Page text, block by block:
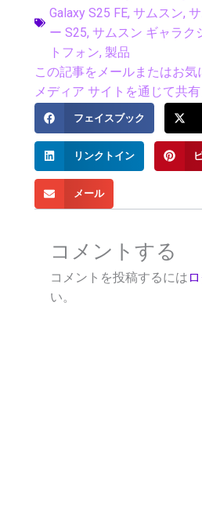
Galaxy S25 FE, サムスン,
ー S25, サムスン ギャラク
トフォン, 製品
この記事をメールまたはお
メディア サイトを通じて共
フェイスブック
リンクトイン
メール
コメントする
コメントを投稿するには
い。